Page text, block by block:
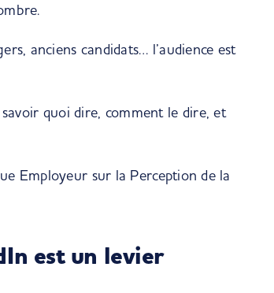
anciens candidats… l’audience est
quoi dire, comment le dire, et
Employeur sur la Perception de la
est un levier